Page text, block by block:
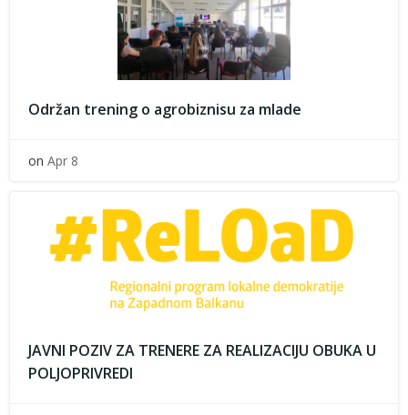
Održan trening o agrobiznisu za mlade
on Apr 8
JAVNI POZIV ZA TRENERE ZA REALIZACIJU OBUKA U
POLJOPRIVREDI